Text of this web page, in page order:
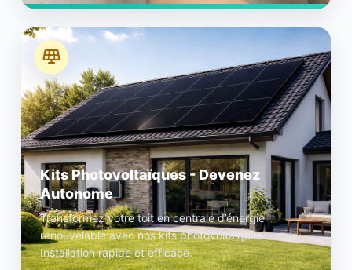
Kits Photovoltaïques - Devenez
Autonome
Transformez votre toit en centrale d’énergie
renouvelable avec nos kits photovoltaïques.
Installation rapide et efficace.